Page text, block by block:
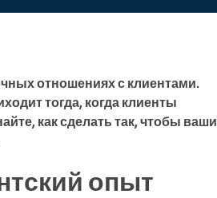
отношениях с клиентами.
тогда, когда клиенты
как сделать так, чтобы ваши
опыт